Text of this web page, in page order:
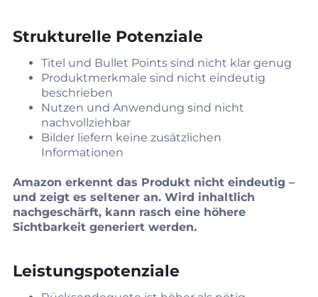
Strukturelle Potenziale
Titel und Bullet Points sind nicht klar genug
Produktmerkmale sind nicht eindeutig
beschrieben
Nutzen und Anwendung sind nicht
nachvollziehbar
Bilder liefern keine zusätzlichen
Informationen
Amazon erkennt das Produkt nicht eindeutig –
und zeigt es seltener an. Wird inhaltlich
nachgeschärft, kann rasch eine höhere
Sichtbarkeit generiert werden.
Leistungspotenziale